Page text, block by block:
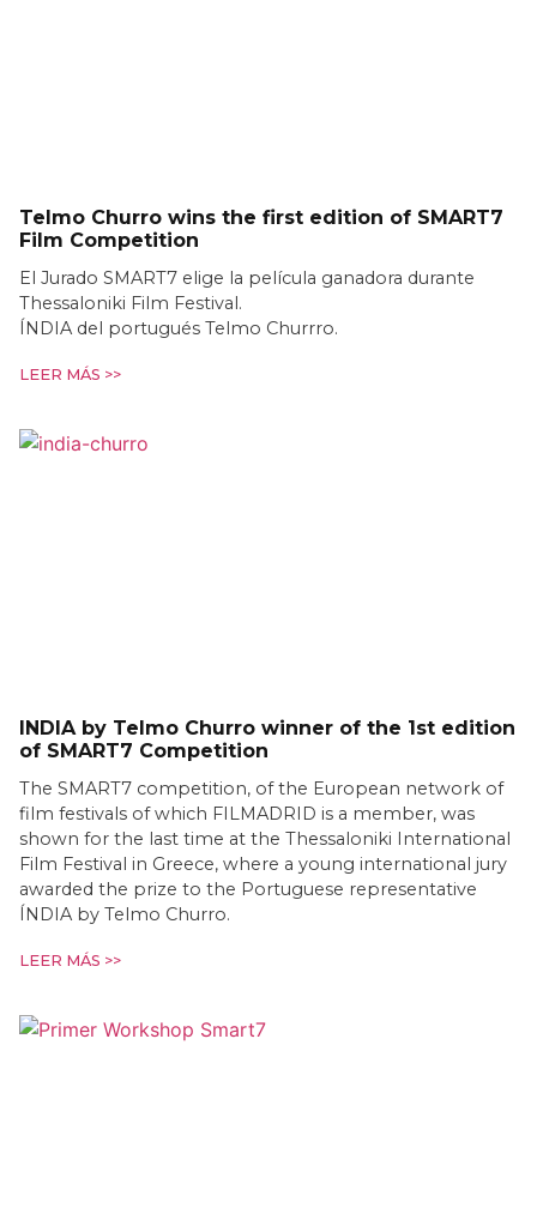
Telmo Churro wins the first edition of SMART7
Film Competition
El Jurado SMART7 elige la película ganadora durante
Thessaloniki Film Festival.
ÍNDIA del portugués Telmo Churrro.
LEER MÁS >>
INDIA by Telmo Churro winner of the 1st edition
of SMART7 Competition
The SMART7 competition, of the European network of
film festivals of which FILMADRID is a member, was
shown for the last time at the Thessaloniki International
Film Festival in Greece, where a young international jury
awarded the prize to the Portuguese representative
ÍNDIA by Telmo Churro.
LEER MÁS >>